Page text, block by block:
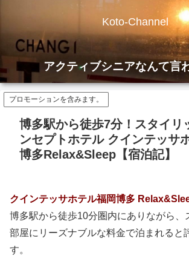
Koto-Channel
アクティブシニアなんて言
プロモーションを含みます。
博多駅から徒歩7分！スタイリ
ンセプトホテル クインテッサ
博多Relax&Sleep【宿泊記】
クインテッサホテル福岡博多
博多駅から徒歩10分圏内にありながら、
部屋にリーズナブルな料金で泊まれると
す。